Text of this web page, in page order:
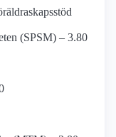
(SPSM) – 3.80